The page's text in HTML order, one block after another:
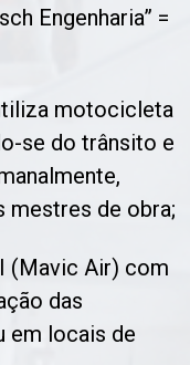
Engenharia” =
motocicleta
se do trânsito e
mestres de obra;
(Mavic Air) com
das
em locais de